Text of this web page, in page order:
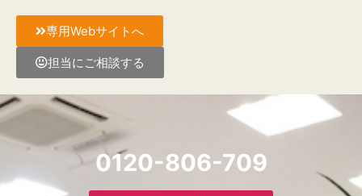
専用Webサイトへ
担当にご相談する
0120-806-709